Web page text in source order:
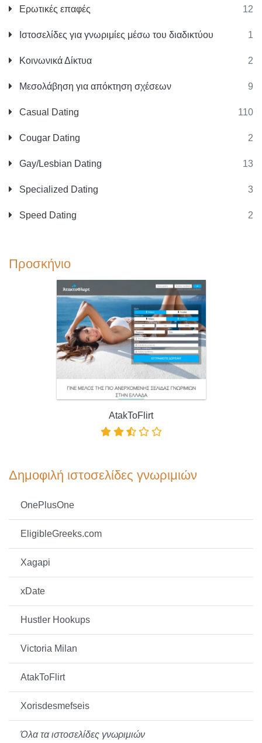
Ερωτικές επαφές 12
Ιστοσελίδες για γνωριμίες μέσω του διαδικτύου 1
Κοινωνικά Δίκτυα 2
Μεσολάβηση για απόκτηση σχέσεων 9
Casual Dating 110
Cougar Dating 2
Gay/Lesbian Dating 13
Specialized Dating 3
Speed Dating 2
Προσκήνιο
AtakToFlirt
Δημοφιλή ιστοσελίδες γνωριμιών
OnePlusOne
EligibleGreeks.com
Xagapi
xDate
Hustler Hookups
Victoria Milan
AtakToFlirt
Xorisdesmefseis
Όλα τα ιστοσελίδες γνωριμιών